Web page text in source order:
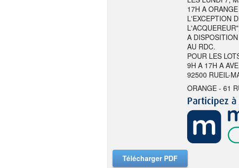
17H A
L'EXCEPTION
A
AU RDC.
POUR LES
9H A 17H A
92500 RUEIL-
ORANGE - 61
Télécharger PDF